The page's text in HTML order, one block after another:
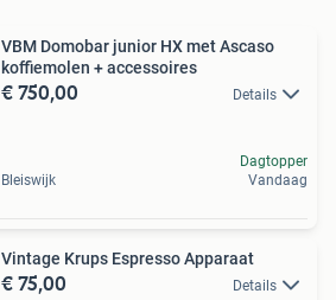
VBM Domobar junior HX met Ascaso
koffiemolen + accessoires
€ 750,00 Details
Bleiswijk
Dagtopper
Vandaag
Vintage Krups Espresso Apparaat
€ 75,00 Details